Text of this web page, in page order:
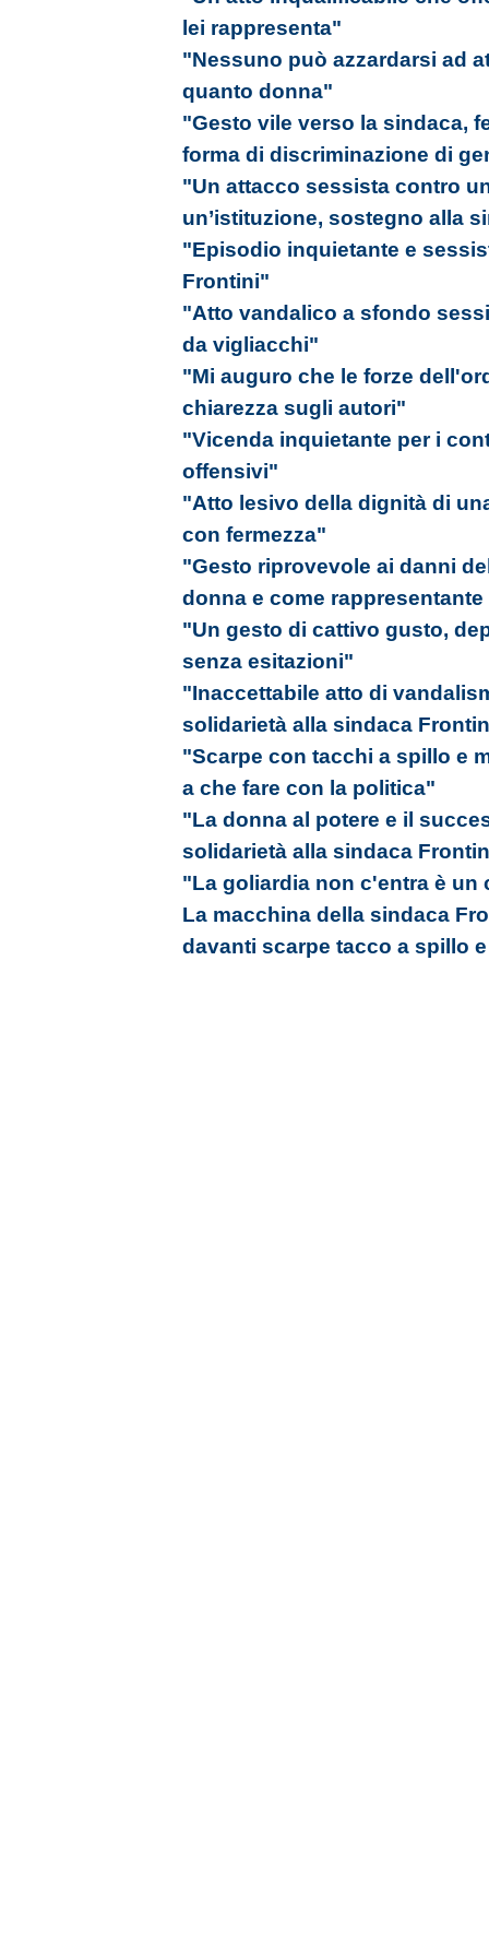
lei rappresenta"
"Nessuno può azzardarsi ad
quanto donna"
"Gesto vile verso la sindaca,
forma di discriminazione di
"Un attacco sessista contro
un’istituzione, sostegno alla
"Episodio inquietante e
Frontini"
"Atto vandalico a sfondo
da vigliacchi"
"Mi auguro che le forze
chiarezza sugli autori"
"Vicenda inquietante per i
offensivi"
"Atto lesivo della dignità di
con fermezza"
"Gesto riprovevole ai danni
donna e come
"Un gesto di cattivo gusto,
senza esitazioni"
"Inaccettabile atto di
solidarietà alla sindaca
"Scarpe con tacchi a spillo e
a che fare con la politica"
"La donna al potere e il
solidarietà alla sindaca
"La goliardia non c'entra è
La macchina della sindaca
davanti scarpe tacco a spillo